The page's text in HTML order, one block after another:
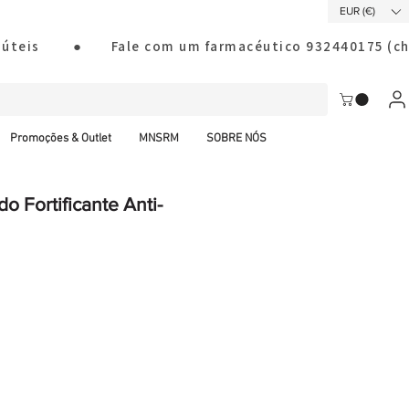
EUR (€)
úteis        ●       Fale com um farmacéutico
Promoções & Outlet MNSRM SOBRE NÓS
Fortificante Anti-